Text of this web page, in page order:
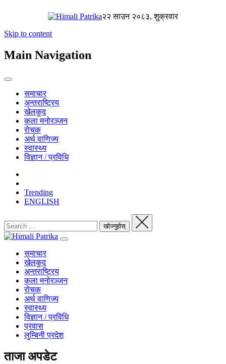
२२ साउन २०८३, शुक्रवार
Skip to content
Main Navigation
समाचार
अन्तराष्ट्रिय
खेलकुद
कला मनोरञ्जन
रोचक
अर्थ वाणिज्य
स्वास्थ्य
विज्ञान / प्रविधि
Trending
ENGLISH
समाचार
खेलकुद
अन्तराष्ट्रिय
कला मनोरञ्जन
रोचक
अर्थ वाणिज्य
स्वास्थ्य
विज्ञान / प्रविधि
प्रवास
लुम्बिनी प्रदेश
ताजा अपडेट